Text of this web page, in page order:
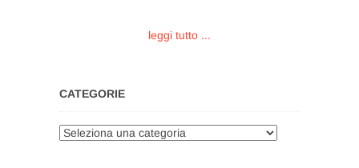
leggi tutto ...
CATEGORIE
Categorie